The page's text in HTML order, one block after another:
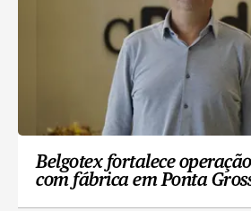
Belgotex fortalece
com fábrica em Ponta